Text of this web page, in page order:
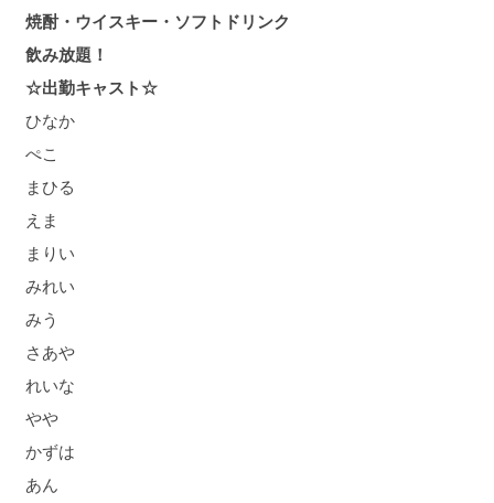
焼酎・ウイスキー・ソフトドリンク
飲み放題！
☆出勤キャスト☆
ひなか
ぺこ
まひる
えま
まりい
みれい
みう
さあや
れいな
やや
かずは
あん